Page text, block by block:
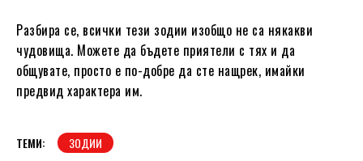
Разбира се, всички тези зодии изобщо не са някакви
чудовища. Можете да бъдете приятели с тях и да
общувате, просто е по-добре да сте нащрек, имайки
предвид характера им.
ТЕМИ: ЗОДИИ